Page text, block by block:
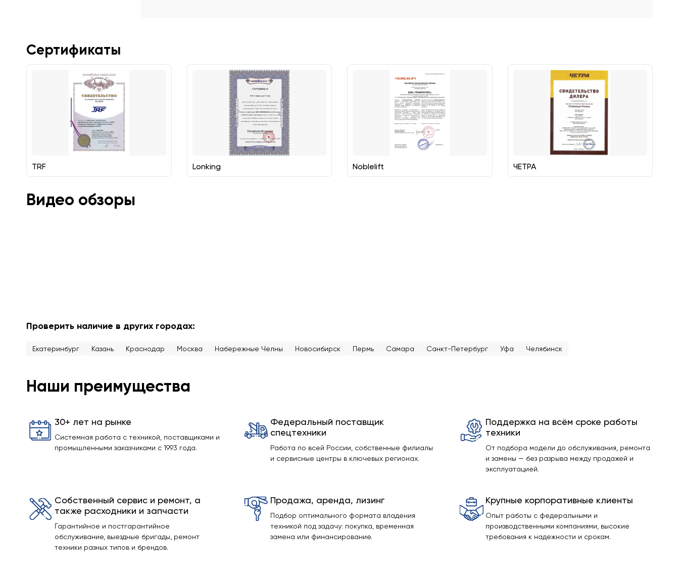
Сертификаты
TRF Lonking Noblelift ЧЕТРА
Видео обзоры
Проверить наличие в других городах:
Екатеринбург Казань Краснодар Москва Набережные Челны Новосибирск Пермь Самара Санкт-Петербург Уфа Челябинск
Наши преимущества
30+ лет на рынке
Системная работа с техникой, поставщиками и
промышленными заказчиками с 1993 года.
Федеральный поставщик
спецтехники
Работа по всей России, собственные филиалы
и сервисные центры в ключевых регионах.
Поддержка на всём сроке работы
техники
От подбора модели до обслуживания, ремонта
и замены — без разрыва между продажей и
эксплуатацией.
Собственный сервис и ремонт, а
также расходники и запчасти
Гарантийное и постгарантийное
обслуживание, выездные бригады, ремонт
техники разных типов и брендов.
Продажа, аренда, лизинг
Подбор оптимального формата владения
техникой под задачу: покупка, временная
замена или финансирование.
Крупные корпоративные клиенты
Опыт работы с федеральными и
производственными компаниями, высокие
требования к надежности и срокам.